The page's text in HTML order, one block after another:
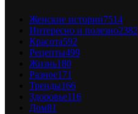
Женские истории7514
Интересно и полезно2382
Красота592
Рецепты499
Жизнь180
Разное171
Тренды166
Здоровье116
Дом81